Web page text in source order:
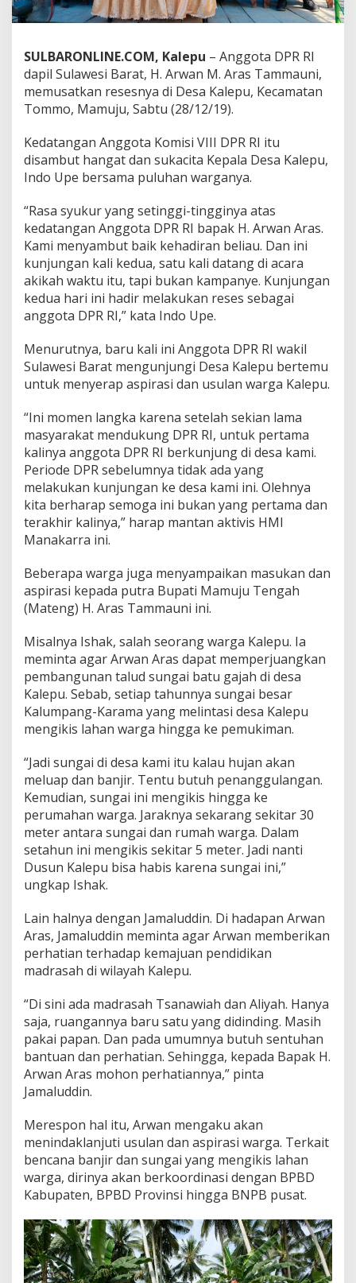
K
a
e
u
SULBARONLINE.COM, Kalepu – Anggota DPR RI
dapil Sulawesi Barat, H. Arwan M. Aras Tammauni,
memusatkan resesnya di Desa Kalepu, Kecamatan
Tommo, Mamuju, Sabtu (28/12/19).
Kedatangan Anggota Komisi VIII DPR RI itu
disambut hangat dan sukacita Kepala Desa Kalepu,
Indo Upe bersama puluhan warganya.
“Rasa syukur yang setinggi-tingginya atas
kedatangan Anggota DPR RI bapak H. Arwan Aras.
Kami menyambut baik kehadiran beliau. Dan ini
kunjungan kali kedua, satu kali datang di acara
akikah waktu itu, tapi bukan kampanye. Kunjungan
kedua hari ini hadir melakukan reses sebagai
anggota DPR RI,” kata Indo Upe.
Menurutnya, baru kali ini Anggota DPR RI wakil
Sulawesi Barat mengunjungi Desa Kalepu bertemu
untuk menyerap aspirasi dan usulan warga Kalepu.
“Ini momen langka karena setelah sekian lama
masyarakat mendukung DPR RI, untuk pertama
kalinya anggota DPR RI berkunjung di desa kami.
Periode DPR sebelumnya tidak ada yang
melakukan kunjungan ke desa kami ini. Olehnya
kita berharap semoga ini bukan yang pertama dan
terakhir kalinya,” harap mantan aktivis HMI
Manakarra ini.
Beberapa warga juga menyampaikan masukan dan
aspirasi kepada putra Bupati Mamuju Tengah
(Mateng) H. Aras Tammauni ini.
Misalnya Ishak, salah seorang warga Kalepu. Ia
meminta agar Arwan Aras dapat memperjuangkan
pembangunan talud sungai batu gajah di desa
Kalepu. Sebab, setiap tahunnya sungai besar
Kalumpang-Karama yang melintasi desa Kalepu
mengikis lahan warga hingga ke pemukiman.
“Jadi sungai di desa kami itu kalau hujan akan
meluap dan banjir. Tentu butuh penanggulangan.
Kemudian, sungai ini mengikis hingga ke
perumahan warga. Jaraknya sekarang sekitar 30
meter antara sungai dan rumah warga. Dalam
setahun ini mengikis sekitar 5 meter. Jadi nanti
Dusun Kalepu bisa habis karena sungai ini,”
ungkap Ishak.
Lain halnya dengan Jamaluddin. Di hadapan Arwan
Aras, Jamaluddin meminta agar Arwan memberikan
perhatian terhadap kemajuan pendidikan
madrasah di wilayah Kalepu.
“Di sini ada madrasah Tsanawiah dan Aliyah. Hanya
saja, ruangannya baru satu yang didinding. Masih
pakai papan. Dan pada umumnya butuh sentuhan
bantuan dan perhatian. Sehingga, kepada Bapak H.
Arwan Aras mohon perhatiannya,” pinta
Jamaluddin.
Merespon hal itu, Arwan mengaku akan
menindaklanjuti usulan dan aspirasi warga. Terkait
bencana banjir dan sungai yang mengikis lahan
warga, dirinya akan berkoordinasi dengan BPBD
Kabupaten, BPBD Provinsi hingga BNPB pusat.